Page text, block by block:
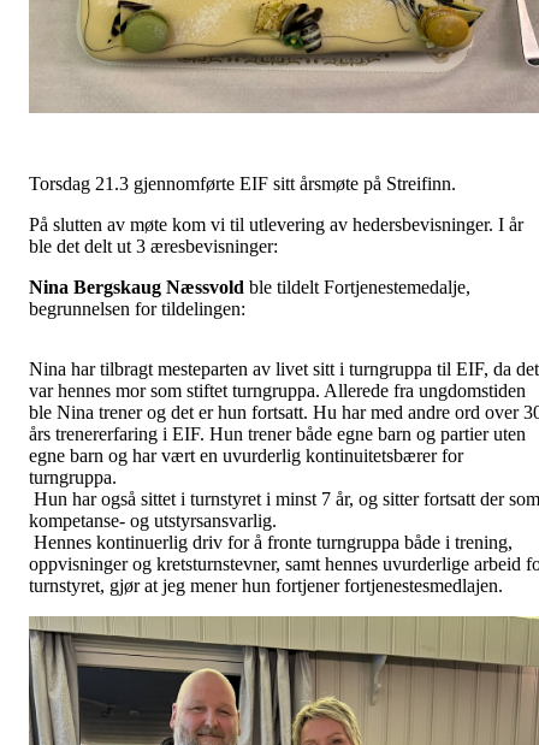
Torsdag 21.3 gjennomførte EIF sitt årsmøte på Streifinn.
På slutten av møte kom vi til utlevering av hedersbevisninger. I år
ble det delt ut 3 æresbevisninger:
Nina Bergskaug Næssvold ble tildelt Fortjenestemedalje,
begrunnelsen for tildelingen:
Nina har tilbragt mesteparten av livet sitt i turngruppa til EIF, da det
var hennes mor som stiftet turngruppa. Allerede fra ungdomstiden
ble Nina trener og det er hun fortsatt. Hu har med andre ord over
års trenererfaring i EIF. Hun trener både egne barn og partier uten
egne barn og har vært en uvurderlig kontinuitetsbærer for
turngruppa.
Hun har også sittet i turnstyret i minst 7 år, og sitter fortsatt der som
kompetanse- og utstyrsansvarlig.
Hennes kontinuerlig driv for å fronte turngruppa både i trening,
oppvisninger og kretsturnstevner, samt hennes uvurderlige arbeid
turnstyret, gjør at jeg mener hun fortjener fortjenestesmedlajen.